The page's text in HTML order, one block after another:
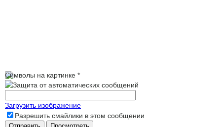
Символы на картинке *
Загрузить изображение
Разрешить смайлики в этом сообщении